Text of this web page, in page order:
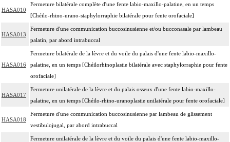
HASA010
Fermeture bilatérale complète d'une fente labio-maxillo-palatine, en un temps
[Chéilo-rhino-urano-staphylorraphie bilatérale pour fente orofaciale]
HASA013
Fermeture d'une communication buccosinusienne et/ou bucconasale par lambeau
palatin, par abord intrabuccal
HASA016
Fermeture bilatérale de la lèvre et du voile du palais d'une fente labio-maxillo-
palatine, en un temps [Chéilorhinoplastie bilatérale avec staphylorraphie pour fente
orofaciale]
HASA017
Fermeture unilatérale de la lèvre et du palais osseux d'une fente labio-maxillo-
palatine, en un temps [Chéilo-rhino-uranoplastie unilatérale pour fente orofaciale]
HASA018
Fermeture d'une communication buccosinusienne par lambeau de glissement
vestibulojugal, par abord intrabuccal
Fermeture unilatérale de la lèvre et du voile du palais d'une fente labio-maxillo-